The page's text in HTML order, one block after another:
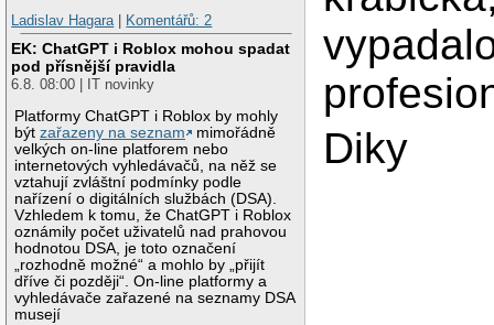
Ladislav Hagara
Komentářů: 2
EK: ChatGPT i Roblox mohou spadat
pod přísnější pravidla
6.8. 08:00 | IT novinky
Platformy ChatGPT i Roblox by mohly
býtzařazeny na seznam
mimořádně
velkých on-line platforem nebo
internetových vyhledávačů, na něž se
vztahují zvláštní podmínky podle
nařízení o digitálních službách (DSA).
Vzhledem k tomu, že ChatGPT i Roblox
oznámily počet uživatelů nad prahovou
hodnotou DSA, je toto označení
„rozhodně možné“ a mohlo by „přijít
dříve či později“. On-line platformy a
vyhledávače zařazené na seznamy DSA
musejí
Diky